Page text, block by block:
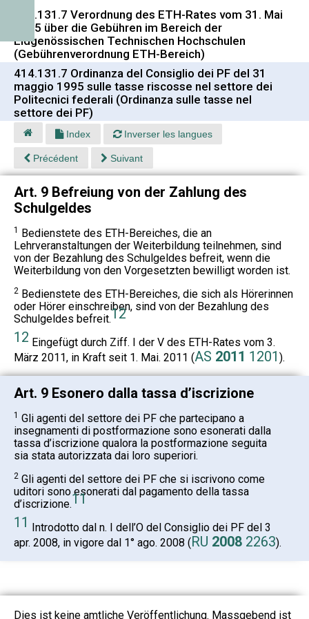
414.131.7 Verordnung des ETH-Rates vom 31. Mai
1995 über die Gebühren im Bereich der
Eidgenössischen Technischen Hochschulen
(Gebührenverordnung ETH-Bereich)
414.131.7 Ordinanza del Consiglio dei PF del 31
maggio 1995 sulle tasse riscosse nel settore dei
Politecnici federali (Ordinanza sulle tasse nel
settore dei PF)
Index Inverser les langues
Précédent Suivant
Art. 9 Befreiung von der Zahlung des
Schulgeldes
1 Bedienstete des ETH-Bereiches, die an
Lehrveranstaltungen der Weiterbildung teilnehmen, sind
von der Bezahlung des Schulgeldes befreit, wenn die
Weiterbildung von den Vorgesetzten bewilligt worden ist.
2 Bedienstete des ETH-Bereiches, die sich als Hörerinnen
oder Hörer einschreiben, sind von der Bezahlung des
Schulgeldes befreit.12
12 Eingefügt durch Ziff. I der V des ETH-Rates vom 3.
März 2011, in Kraft seit 1. Mai. 2011 (AS 2011 1201 ).
Art. 9 Esonero dalla tassa d’iscrizione
1 Gli agenti del settore dei PF che partecipano a
insegnamenti di postformazione sono esonerati dalla
tassa d’iscrizione qualora la postformazione seguita
sia stata autorizzata dai loro superiori.
2 Gli agenti del settore dei PF che si iscrivono come
uditori sono esonerati dal pagamento della tassa
d’iscrizione.11
11 Introdotto dal n. I dell’O del Consiglio dei PF del 3
apr. 2008, in vigore dal 1° ago. 2008 (RU 2008 2263).
Dies ist keine amtliche Veröffentlichung. Massgebend ist